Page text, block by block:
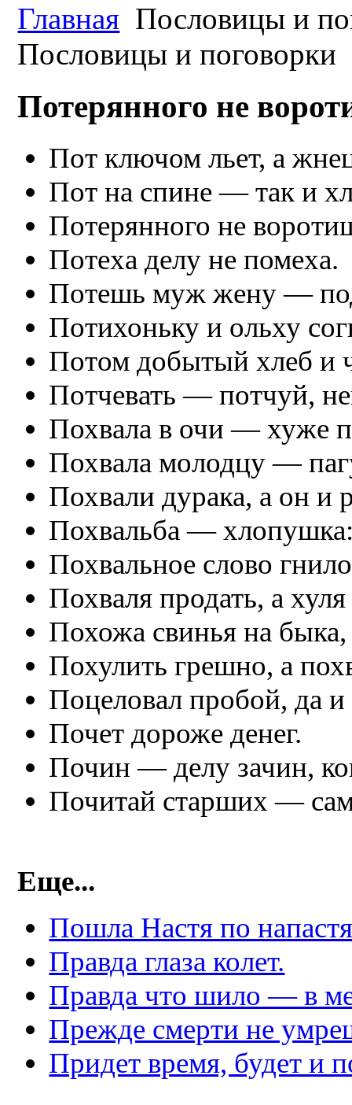
Главная Пословицы и
Пословицы и поговорки
Потерянного не
Пот ключом льет, а
Пот на спине — так и
Потерянного не
Потеха делу не помеха.
Потешь муж жену —
Потихоньку и ольху
Потом добытый хлеб и
Потчевать — потчуй,
Похвала в очи — хуже
Похвала молодцу —
Похвали дурака, а он и
Похвальба —
Похвальное слово
Похваля продать, а
Похожа свинья на быка,
Похулить грешно, а
Поцеловал пробой, да
Почет дороже денег.
Почин — делу зачин,
Почитай старших —
Еще...
Пошла Настя по
Правда глаза колет.
Правда что шило — в
Прежде смерти не
Придет время, будет и